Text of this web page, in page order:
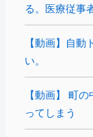
る。医療従事
【動画】自
い。
【動画】 町
ってしまう